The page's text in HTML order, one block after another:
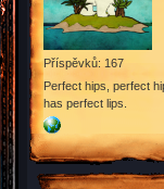
Příspěvků: 167
Perfect hips, perfect
has perfect lips.